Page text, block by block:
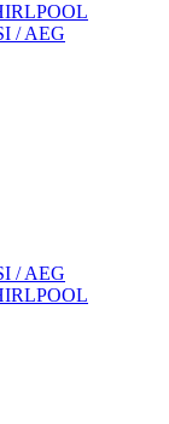
/ AEG
/ AEG